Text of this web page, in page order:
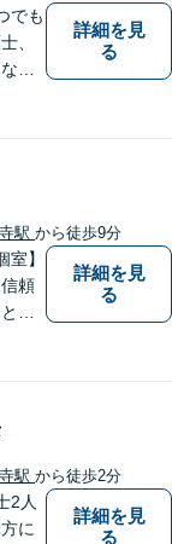
でも
、
弁
だ
詳細を見
る
駅 から徒歩9分
室】
頼
で
を
対
詳細を見
る
駅 から徒歩2分
2人
に
詳細を見
る